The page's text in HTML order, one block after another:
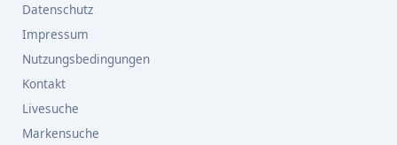
Datenschutz
Impressum
Nutzungsbedingungen
Kontakt
Livesuche
Markensuche